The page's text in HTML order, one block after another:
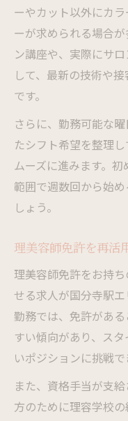
ート
パート理美
家庭と両立しや
び
び
パート理美
立
両立しやす
ーやカット以外にカ
ーが求められる場合
ン講座や、実際にサ
して、最新の技術や
です。
さらに、勤務可能な
たシフト希望を整理
ムーズに進みます。
範囲で週数回から始
しょう。
理美容師免許を再活
理美容師免許をお持
せる求人が国分寺駅
勤務では、免許があ
すい傾向があり、ス
いポジションに挑戦で
また、資格手当が支
方のために理容学校